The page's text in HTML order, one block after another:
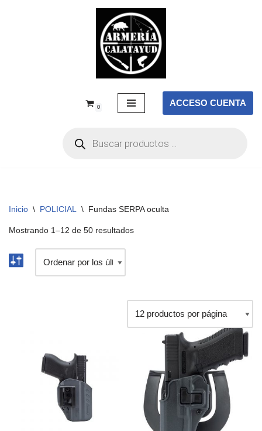
0 ACCESO CUENTA
Inicio \ POLICIAL \ Fundas SERPA oculta
Mostrando 1–12 de 50 resultados